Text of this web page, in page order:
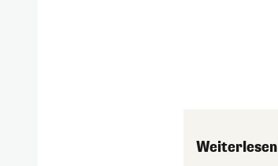
Weiterlesen